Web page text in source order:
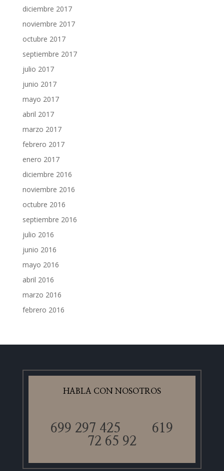
diciembre 2017
noviembre 2017
octubre 2017
septiembre 2017
julio 2017
junio 2017
mayo 2017
abril 2017
marzo 2017
febrero 2017
enero 2017
diciembre 2016
noviembre 2016
octubre 2016
septiembre 2016
julio 2016
junio 2016
mayo 2016
abril 2016
marzo 2016
febrero 2016
HABLA CON NOSOTROS
699 297 425 619
72 65 92